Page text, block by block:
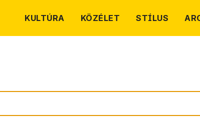
KULTÚRA KÖZÉLET STÍLUS